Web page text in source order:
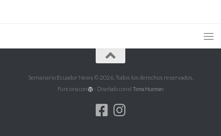
Semanario Ecuador News © 2026. Todos los derechos reservados.
Funciona con - Diseñado con el Tema Hueman